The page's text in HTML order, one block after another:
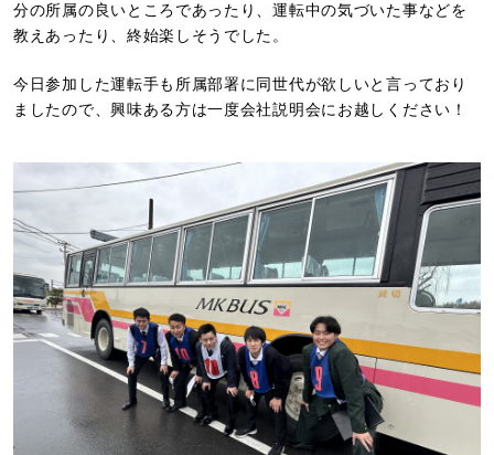
分の所属の良いところであったり、運転中の気づいた事などを
教えあったり、終始楽しそうでした。
今日参加した運転手も所属部署に同世代が欲しいと言っており
ましたので、興味ある方は一度会社説明会にお越しください！